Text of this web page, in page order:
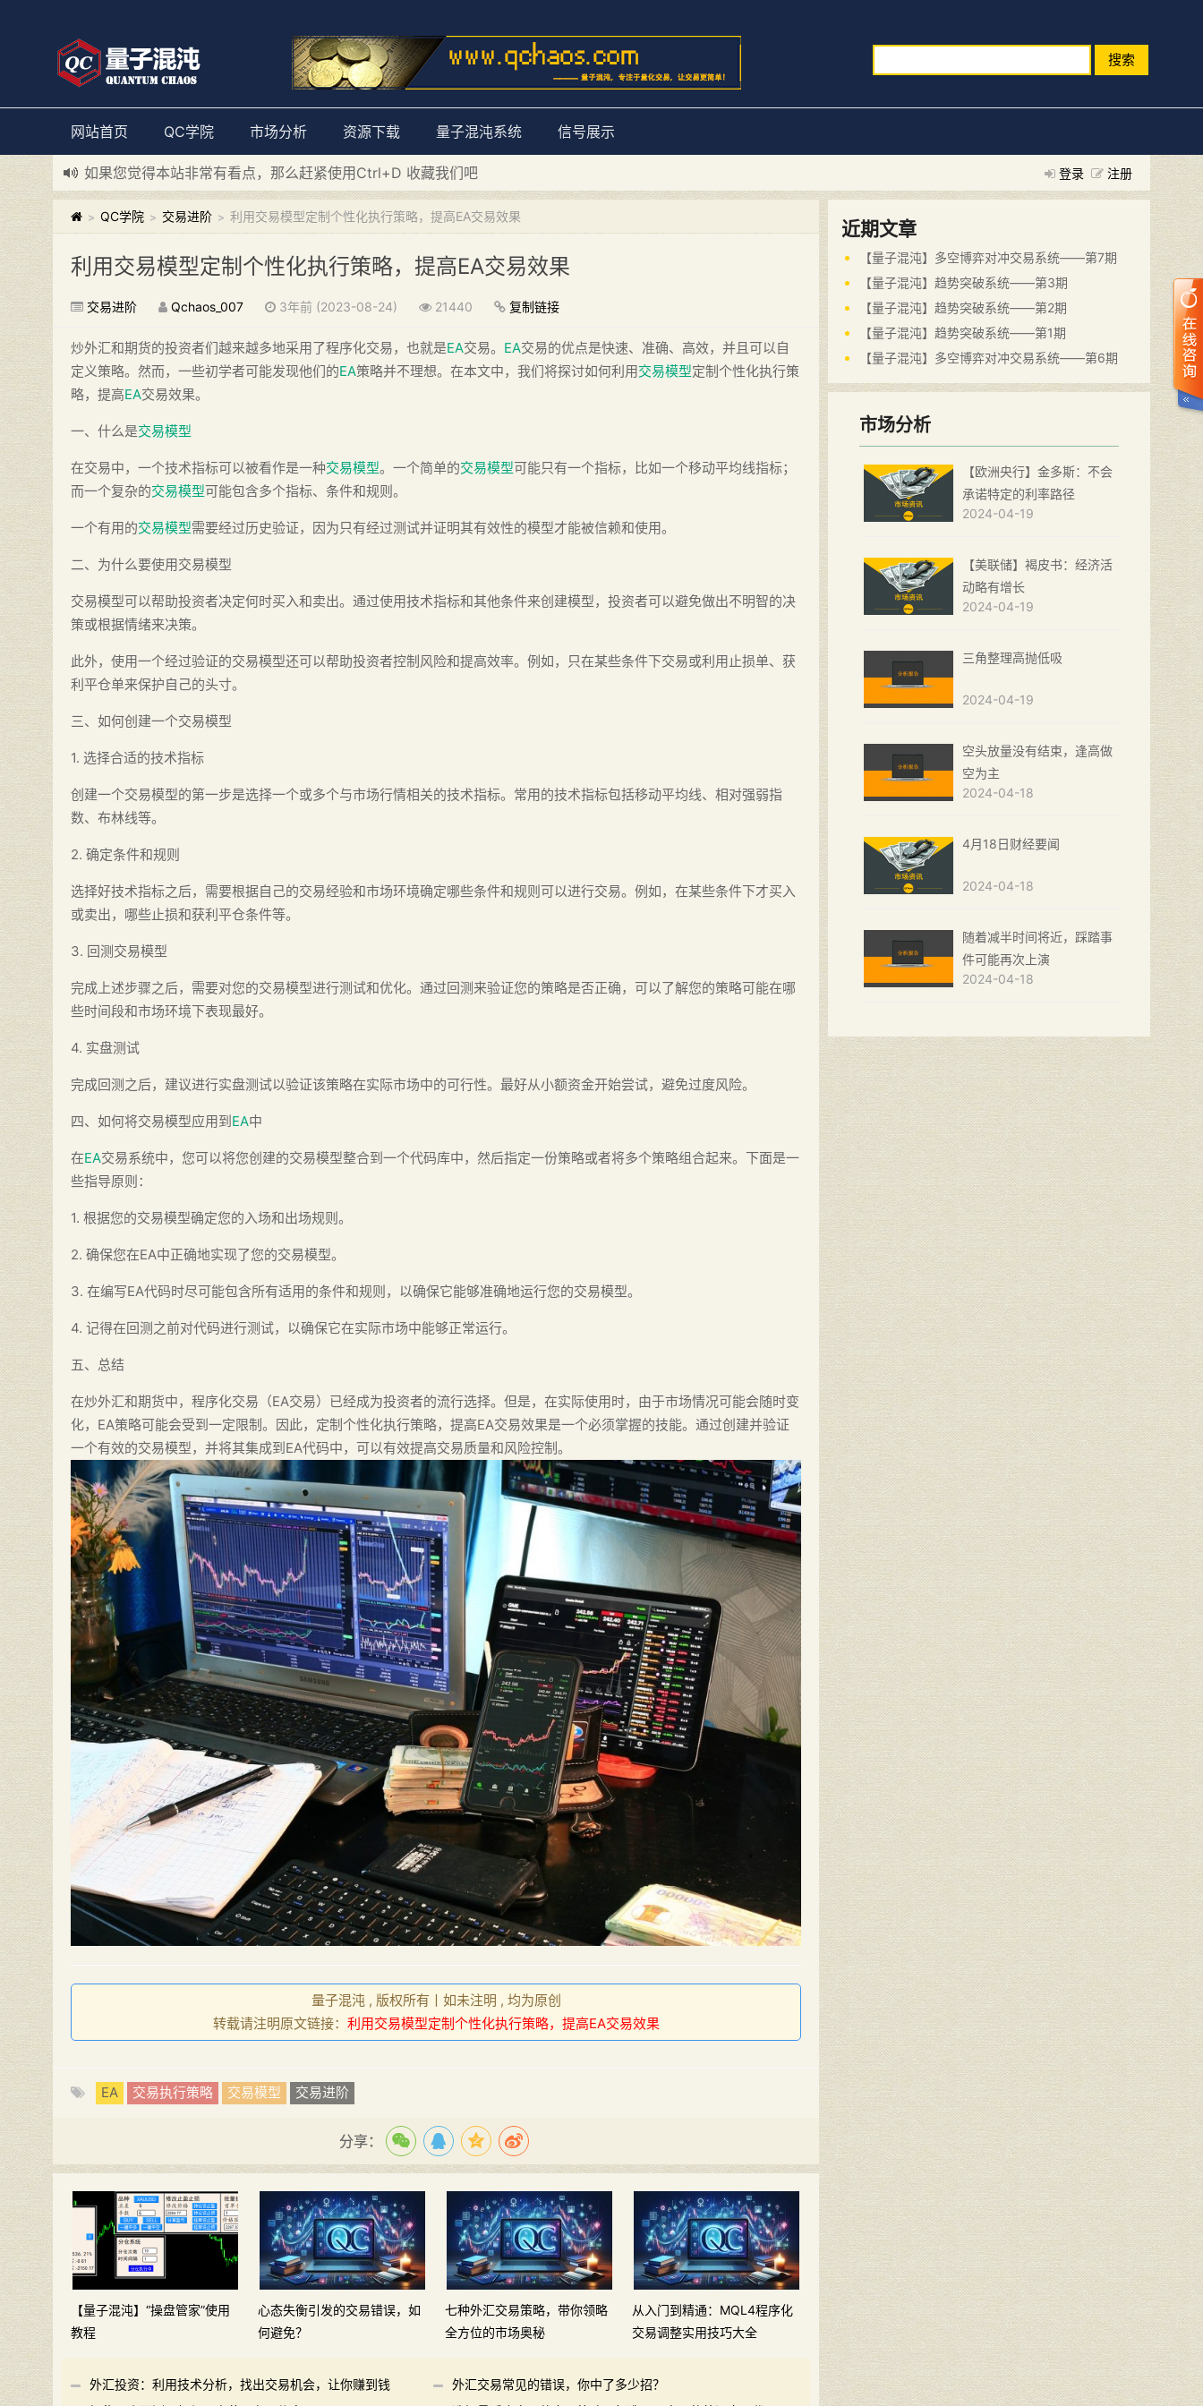
搜索
网站首页 QC学院 市场分析 资源下载 量子混沌系统 信号展示
登录 注册
如果您觉得本站非常有看点，那么赶紧使用Ctrl+D 收藏我们吧
新添加量子混沌系统板块，欢迎大家访问！---“量子混沌系统”
> QC学院 > 交易进阶 > 利用交易模型定制个性化执行策略，提高EA交易效果
利用交易模型定制个性化执行策略，提高EA交易效果
交易进阶 Qchaos_007 3年前 (2023-08-24) 21440 复制链接
炒外汇和期货的投资者们越来越多地采用了程序化交易，也就是EA交易。 EA交易的优点是快速、准确、高效，并且可以自
定义策略。然而，一些初学者可能发现他们的EA策略并不理想。在本文中，我们将探讨如何利用交易模型定制个性化执行策
略，提高EA交易效果。
一、什么是交易模型
在交易中，一个技术指标可以被看作是一种交易模型。一个简单的交易模型可能只有一个指标，比如一个移动平均线指标；
而一个复杂的交易模型可能包含多个指标、条件和规则。
一个有用的交易模型需要经过历史验证，因为只有经过测试并证明其有效性的模型才能被信赖和使用。
二、为什么要使用交易模型
交易模型可以帮助投资者决定何时买入和卖出。通过使用技术指标和其他条件来创建模型，投资者可以避免做出不明智的决
策或根据情绪来决策。
此外，使用一个经过验证的交易模型还可以帮助投资者控制风险和提高效率。例如，只在某些条件下交易或利用止损单、获
利平仓单来保护自己的头寸。
三、如何创建一个交易模型
1. 选择合适的技术指标
创建一个交易模型的第一步是选择一个或多个与市场行情相关的技术指标。常用的技术指标包括移动平均线、相对强弱指
数、布林线等。
2. 确定条件和规则
选择好技术指标之后，需要根据自己的交易经验和市场环境确定哪些条件和规则可以进行交易。例如，在某些条件下才买入
或卖出，哪些止损和获利平仓条件等。
3. 回测交易模型
完成上述步骤之后，需要对您的交易模型进行测试和优化。通过回测来验证您的策略是否正确，可以了解您的策略可能在哪
些时间段和市场环境下表现最好。
4. 实盘测试
完成回测之后，建议进行实盘测试以验证该策略在实际市场中的可行性。最好从小额资金开始尝试，避免过度风险。
四、如何将交易模型应用到EA中
在EA交易系统中，您可以将您创建的交易模型整合到一个代码库中，然后指定一份策略或者将多个策略组合起来。下面是一
些指导原则：
1. 根据您的交易模型确定您的入场和出场规则。
2. 确保您在EA中正确地实现了您的交易模型。
3. 在编写EA代码时尽可能包含所有适用的条件和规则，以确保它能够准确地运行您的交易模型。
4. 记得在回测之前对代码进行测试，以确保它在实际市场中能够正常运行。
五、总结
在炒外汇和期货中，程序化交易（EA交易）已经成为投资者的流行选择。但是，在实际使用时，由于市场情况可能会随时变
化，EA策略可能会受到一定限制。因此，定制个性化执行策略，提高EA交易效果是一个必须掌握的技能。通过创建并验证
一个有效的交易模型，并将其集成到EA代码中，可以有效提高交易质量和风险控制。
量子混沌 , 版权所有丨如未注明 , 均为原创
转载请注明原文链接： 利用交易模型定制个性化执行策略，提高EA交易效果
EA 交易执行策略 交易模型 交易进阶
分享：
【量子混沌】“操盘管家”使用
教程
心态失衡引发的交易错误，如
何避免？
七种外汇交易策略，带你领略
全方位的市场奥秘
从入门到精通：MQL4程序化
交易调整实用技巧大全
外汇投资：利用技术分析，找出交易机会，让你赚到钱
外汇交易常见的错误，你中了多少招？
近期文章
【量子混沌】多空博弈对冲交易系统——第7期
【量子混沌】趋势突破系统——第3期
【量子混沌】趋势突破系统——第2期
【量子混沌】趋势突破系统——第1期
【量子混沌】多空博弈对冲交易系统——第6期
市场分析
【欧洲央行】金多斯：不会
承诺特定的利率路径
2024-04-19
【美联储】褐皮书：经济活
动略有增长
2024-04-19
三角整理高抛低吸
2024-04-19
空头放量没有结束，逢高做
空为主
2024-04-18
4月18日财经要闻
2024-04-18
随着减半时间将近，踩踏事
件可能再次上演
2024-04-18